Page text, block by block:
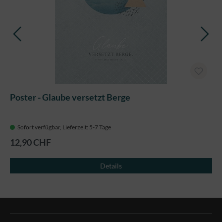
Poster - Glaube versetzt Berge
Sofort verfügbar, Lieferzeit: 5-7 Tage
12,90 CHF
Details